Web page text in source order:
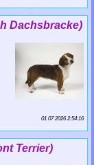
Dachsbracke)
01 07 2026 2:54:16
Terrier)